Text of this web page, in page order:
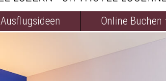
Ausflugsideen Online Buchen